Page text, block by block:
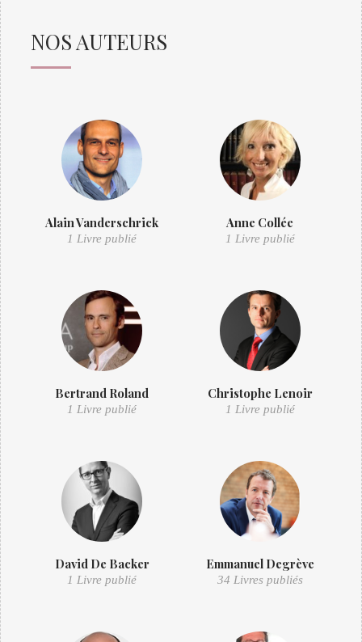
NOS AUTEURS
Alain Vanderschrick
1 Livre publié
Anne Collée
1 Livre publié
Bertrand Roland
1 Livre publié
Christophe Lenoir
1 Livre publié
David De Backer
1 Livre publié
Emmanuel Degrève
34 Livres publiés